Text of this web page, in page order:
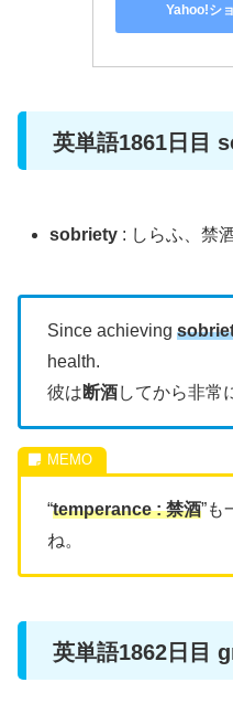
Yahoo!シ
英単語1861日目
sobriety : しらふ、禁
Since achieving
health.
彼は断酒してから非常
“temperance : 禁酒”も
ね。
英単語1862日目